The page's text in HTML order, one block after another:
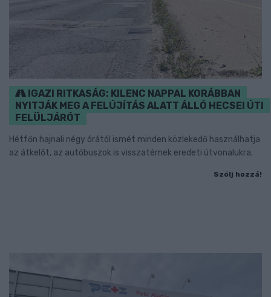
IGAZI RITKASÁG: KILENC NAPPAL KORÁBBAN
NYITJÁK MEG A FELÚJÍTÁS ALATT ÁLLÓ HECSEI ÚTI
FELÜLJÁRÓT
Hétfőn hajnali négy órától ismét minden közlekedő használhatja
az átkelőt, az autóbuszok is visszatérnek eredeti útvonalukra.
Szólj hozzá!